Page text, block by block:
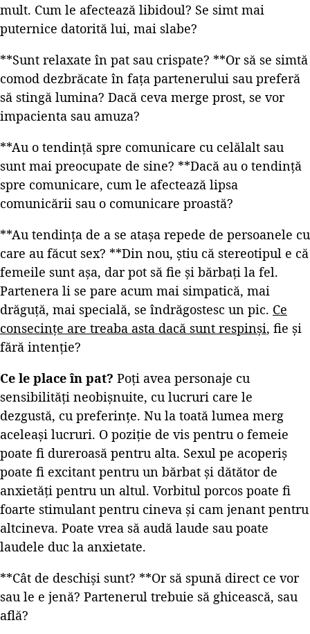
mult. Cum le afectează libidoul? Se simt mai
puternice datorită lui, mai slabe?
**Sunt relaxate în pat sau crispate? **Or să se simtă
comod dezbrăcate în fața partenerului sau preferă
să stingă lumina? Dacă ceva merge prost, se vor
impacienta sau amuza?
**Au o tendință spre comunicare cu celălalt sau
sunt mai preocupate de sine? **Dacă au o tendință
spre comunicare, cum le afectează lipsa
comunicării sau o comunicare proastă?
**Au tendința de a se atașa repede de persoanele cu
care au făcut sex? **Din nou, știu că stereotipul e că
femeile sunt așa, dar pot să fie și bărbați la fel.
Partenera li se pare acum mai simpatică, mai
drăguță, mai specială, se îndrăgostesc un pic. Ce
consecințe are treaba asta dacă sunt respinși, fie și
fără intenție?
Ce le place în pat? Poți avea personaje cu
sensibilități neobișnuite, cu lucruri care le
dezgustă, cu preferințe. Nu la toată lumea merg
aceleași lucruri. O poziție de vis pentru o femeie
poate fi dureroasă pentru alta. Sexul pe acoperiș
poate fi excitant pentru un bărbat și dătător de
anxietăți pentru un altul. Vorbitul porcos poate fi
foarte stimulant pentru cineva și cam jenant pentru
altcineva. Poate vrea să audă laude sau poate
laudele duc la anxietate.
**Cât de deschiși sunt? **Or să spună direct ce vor
sau le e jenă? Partenerul trebuie să ghicească, sau
află?